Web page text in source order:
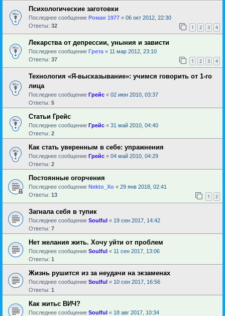
Психологические заготовки
Последнее сообщение Роман 1977 « 06 окт 2012, 22:30
Ответы: 32 1 2 3 4
Лекарства от депрессии, уныния и зависти
Последнее сообщение Грета « 11 мар 2012, 23:10
Ответы: 37 1 2 3 4
Технология «Я-высказывание»: учимся говорить от 1-го
лица
Последнее сообщение Грейс « 02 июн 2010, 03:37
Ответы: 5
Статьи Грейс
Последнее сообщение Грейс « 31 май 2010, 04:40
Ответы: 2
Как стать уверенным в себе: упражнения
Последнее сообщение Грейс « 04 май 2010, 04:29
Ответы: 2
Постоянные огорчения
Последнее сообщение Nekto_Xo « 29 янв 2018, 02:41
Ответы: 13 1 2
Загнала себя в тупик
Последнее сообщение Soulful « 19 сен 2017, 14:42
Ответы: 7
Нет желания жить. Хочу уйти от проблем
Последнее сообщение Soulful « 11 сен 2017, 13:06
Ответы: 1
Жизнь рушится из за неудачи на экзаменах
Последнее сообщение Soulful « 10 сен 2017, 16:56
Ответы: 1
Как житьс ВИЧ?
Последнее сообщение Soulful « 18 авг 2017, 10:34